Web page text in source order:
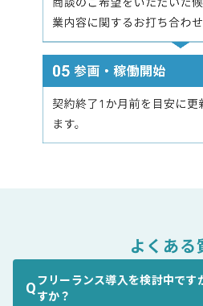
よくある
Qフリーランス導入を検討中です
すか？